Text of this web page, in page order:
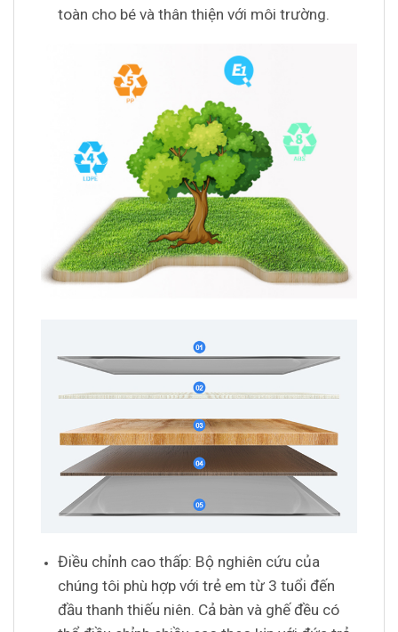
toàn cho bé và thân thiện với môi trường.
Điều chỉnh cao thấp: Bộ nghiên cứu của
chúng tôi phù hợp với trẻ em từ 3 tuổi đến
đầu thanh thiếu niên. Cả bàn và ghế đều có